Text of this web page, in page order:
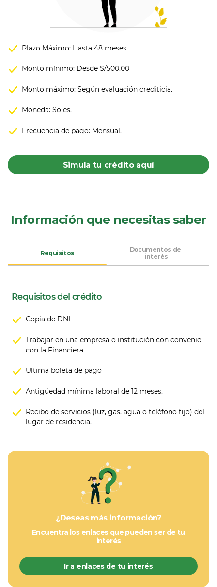
Plazo Máximo: Hasta 48 meses.
Monto mínimo: Desde S/500.00
Monto máximo: Según evaluación crediticia.
Moneda: Soles.
Frecuencia de pago: Mensual.
Simula tu crédito aquí
Información que necesitas saber
Requisitos
Documentos de
interés
Requisitos del crédito
Copia de DNI
Trabajar en una empresa o institución con convenio
con la Financiera.
Ultima boleta de pago
Antigüedad mínima laboral de 12 meses.
Recibo de servicios (luz, gas, agua o teléfono fijo) del
lugar de residencia.
¿Deseas más información?
Encuentra los enlaces que pueden ser de tu
interés
Ir a enlaces de tu interés